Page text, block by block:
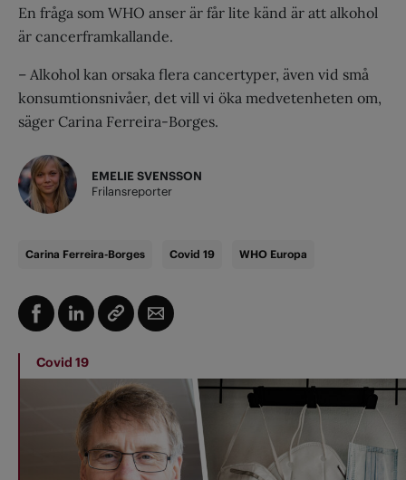
En fråga som WHO anser är får lite känd är att alkohol
är cancerframkallande.
– Alkohol kan orsaka flera cancertyper, även vid små
konsumtionsnivåer, det vill vi öka medvetenheten om,
säger Carina Ferreira-Borges.
EMELIE SVENSSON
Frilansreporter
Carina Ferreira-Borges Covid 19 WHO Europa
Covid 19